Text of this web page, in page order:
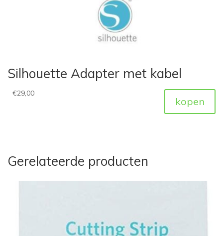
Silhouette Adapter met kabel
€29,00
kopen
Gerelateerde producten